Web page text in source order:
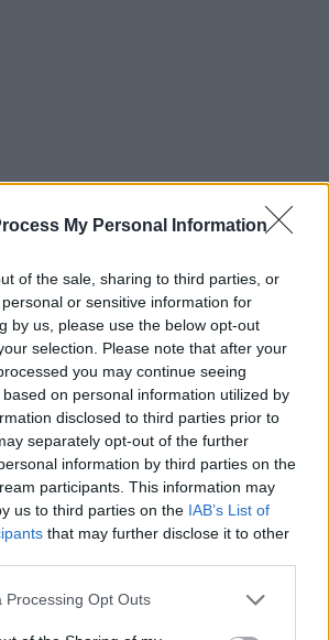
My Personal Information
of the sale, sharing to third parties, or
or sensitive information for
by us, please use the below opt-out
selection. Please note that after your
you may continue seeing
on personal information utilized by
disclosed to third parties prior to
separately opt-out of the further
information by third parties on the
participants. This information may
us to third parties on the IAB’s List of
that may further disclose it to other
Processing Opt Outs
ez is